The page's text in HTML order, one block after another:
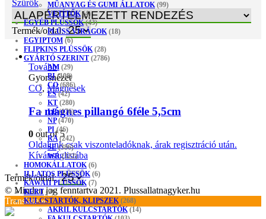
MŰANYAG ÉS GUMI ÁLLATOK (99)
VETÍTŐK (4)
EGYÉB PLÜSSÖK (43)
PLÜSS VIRÁGOK (18)
EGYIPTOM (6)
FLIPKINS PLÜSSÖK (28)
GYÁRTÓ SZERINT (2786)
AM (29)
BI (108)
CO (686)
ES (42)
KT (280)
LB (176)
NP (470)
PI (46)
RA (242)
SE (386)
WR (322)
HOMOKÁLLATOK (6)
ILLATOS PLÜSSÖK (6)
KAWAII PLÜSSÖK (7)
KERT (9)
KULCSTARTÓK, KLIPSZEK (268)
AKRIL KULCSTARTÓK (14)
Szűrők
Termék/oldal:
Tovább
Gyorsnézet
CO, Mágnesek
Fa mágnes pillangó 6féle 5,5cm
0 out of 5
Oldalunk csak viszonteladóknak, árak regisztráció után.
Kívánságlistába
Termék/oldal:
© Minden jog fenntartva 2021. Plussallatnagyker.hu
Translate »